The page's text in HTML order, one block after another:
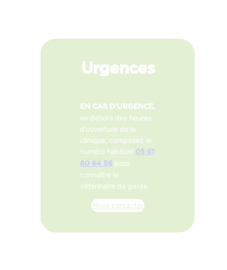
Urgences
EN CAS D’URGENCE,
en dehors des heures
d’ouverture de la
clinique, composez le
numéro habituel 05 61
80 64 56pour
connaître le
vétérinaire de garde.
Nous contacter